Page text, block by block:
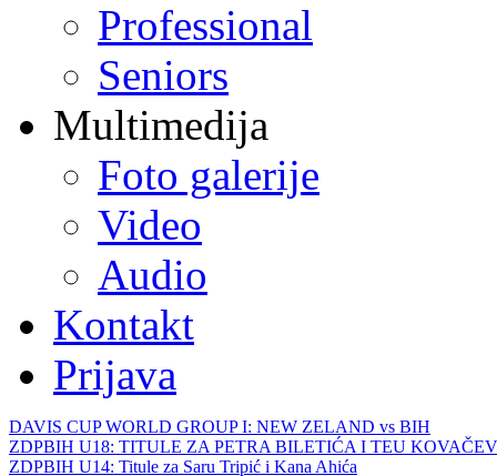
Professional
Seniors
Multimedija
Foto galerije
Video
Audio
Kontakt
Prijava
DAVIS CUP WORLD GROUP I: NEW ZELAND vs BIH
ZDPBIH U18: TITULE ZA PETRA BILETIĆA I TEU
ZDPBIH U14: Titule za Saru Tripić i Kana Ahića